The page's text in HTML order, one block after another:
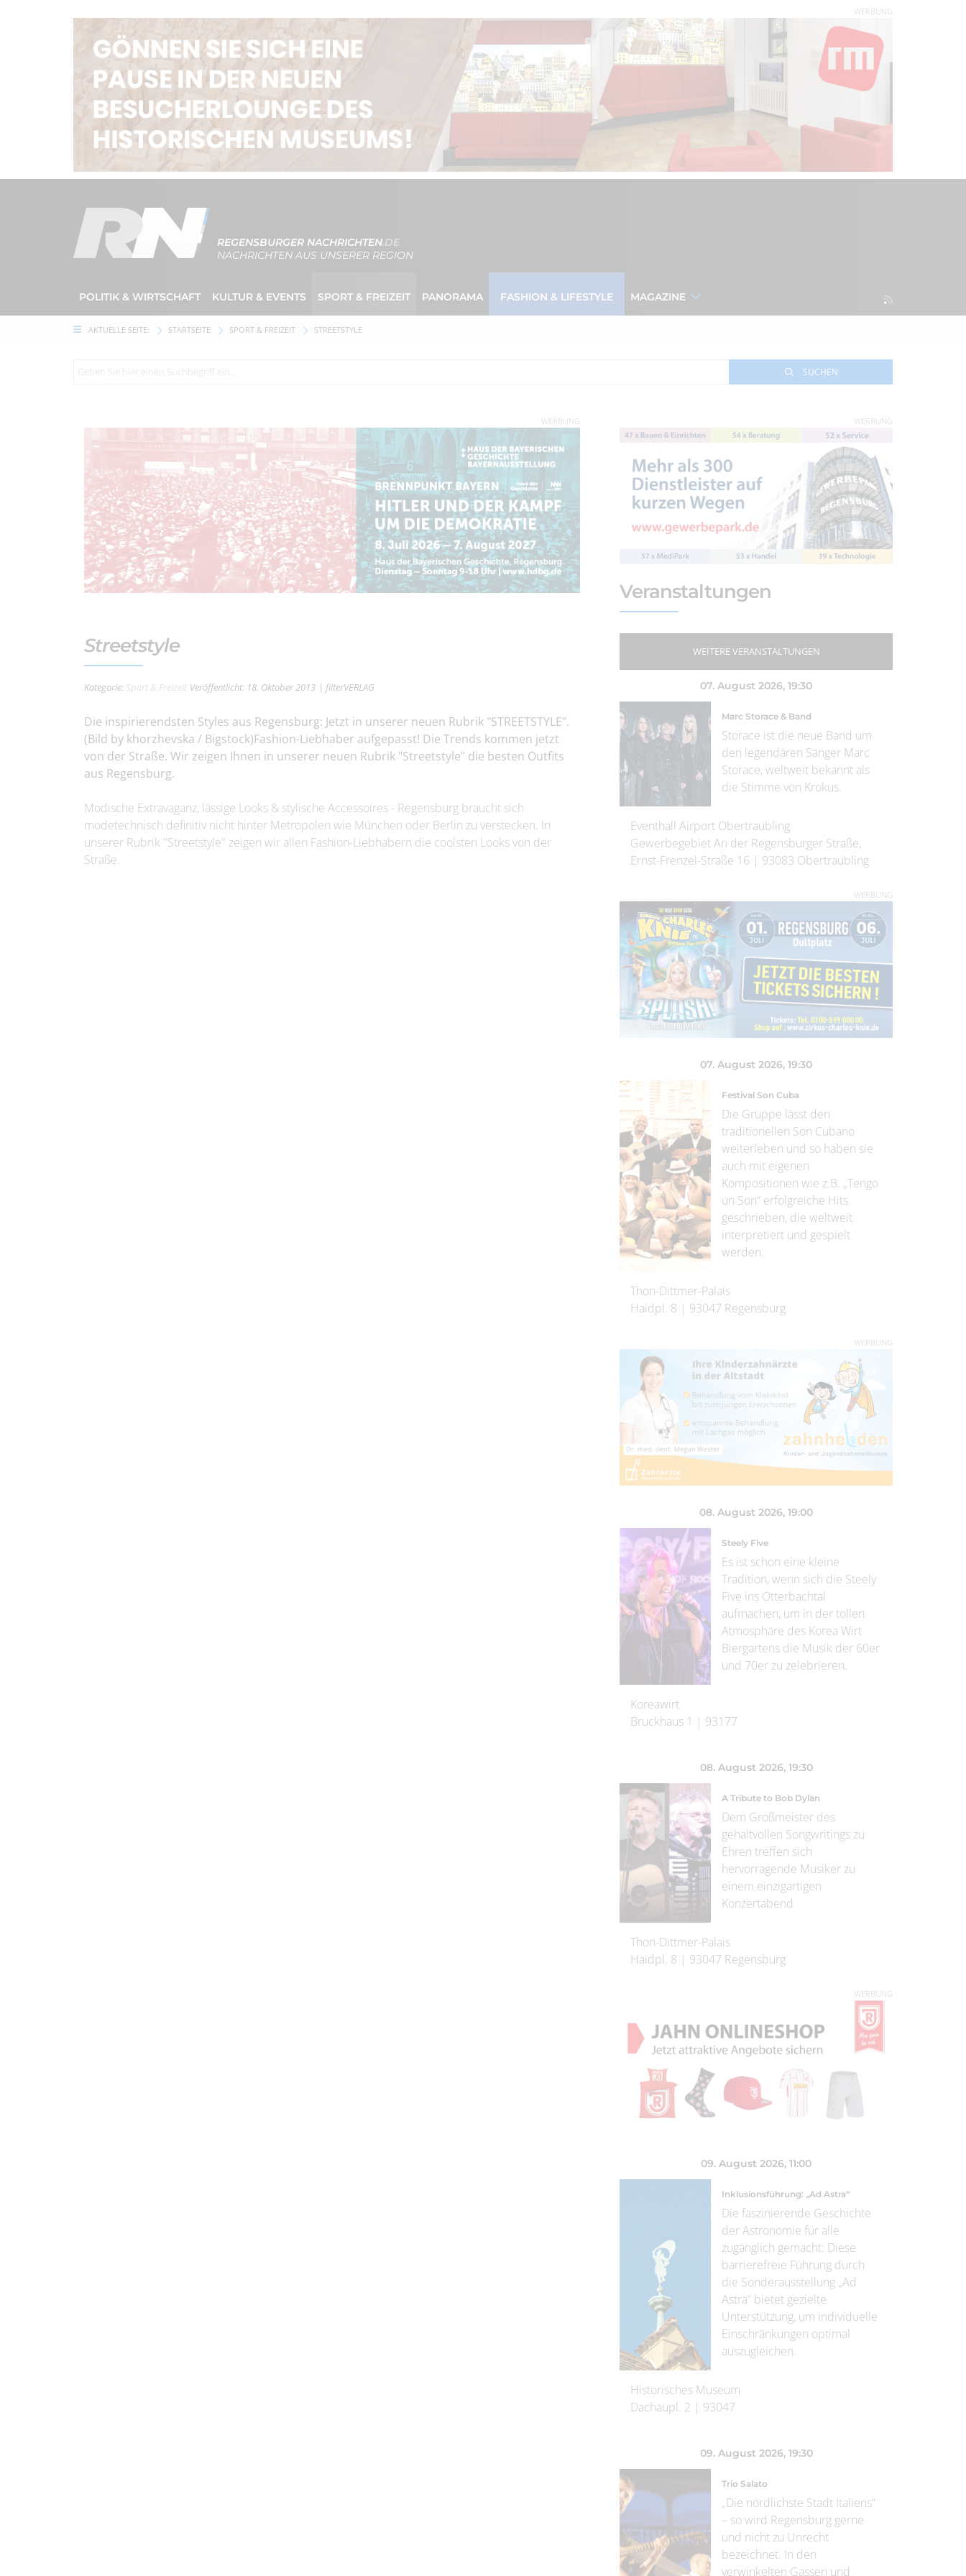
WERBUNG
REGENSBURGER NACHRICHTEN.DE
NACHRICHTEN AUS UNSERER REGION
POLITIK & WIRTSCHAFT KULTUR & EVENTS SPORT & FREIZEIT PANORAMA FASHION & LIFESTYLE MAGAZINE
AKTUELLE SEITE: STARTSEITE SPORT & FREIZEIT STREETSTYLE
SUCHEN
WERBUNG
Streetstyle
Kategorie: Sport & Freizeit Veröffentlicht: 18. Oktober 2013 | filterVERLAG
Die inspirierendsten Styles aus Regensburg: Jetzt in unserer neuen Rubrik "STREETSTYLE".
(Bild by khorzhevska / Bigstock)Fashion-Liebhaber aufgepasst! Die Trends kommen jetzt
von der Straße. Wir zeigen Ihnen in unserer neuen Rubrik "Streetstyle" die besten Outfits
aus Regensburg.
Modische Extravaganz, lässige Looks & stylische Accessoires - Regensburg braucht sich
modetechnisch definitiv nicht hinter Metropolen wie München oder Berlin zu verstecken. In
unserer Rubrik "Streetstyle" zeigen wir allen Fashion-Liebhabern die coolsten Looks von der
Straße.
WERBUNG
Veranstaltungen
WEITERE VERANSTALTUNGEN
07. August 2026, 19:30
Marc Storace & Band
Storace ist die neue Band um
den legendären Sänger Marc
Storace, weltweit bekannt als
die Stimme von Krokus.
Eventhall Airport Obertraubling
Gewerbegebiet An der Regensburger Straße,
Ernst-Frenzel-Straße 16 | 93083 Obertraubling
WERBUNG
07. August 2026, 19:30
Festival Son Cuba
Die Gruppe lässt den
traditionellen Son Cubano
weiterleben und so haben sie
auch mit eigenen
Kompositionen wie z.B. „Tengo
un Son“ erfolgreiche Hits
geschrieben, die weltweit
interpretiert und gespielt
werden.
Thon-Dittmer-Palais
Haidpl. 8 | 93047 Regensburg
WERBUNG
08. August 2026, 19:00
Steely Five
Es ist schon eine kleine
Tradition, wenn sich die Steely
Five ins Otterbachtal
aufmachen, um in der tollen
Atmosphäre des Korea Wirt
Biergartens die Musik der 60er
und 70er zu zelebrieren.
Koreawirt
Bruckhaus 1 | 93177
08. August 2026, 19:30
A Tribute to Bob Dylan
Dem Großmeister des
gehaltvollen Songwritings zu
Ehren treffen sich
hervorragende Musiker zu
einem einzigartigen
Konzertabend
Thon-Dittmer-Palais
Haidpl. 8 | 93047 Regensburg
WERBUNG
09. August 2026, 11:00
Inklusionsführung: „Ad Astra“
Die faszinierende Geschichte
der Astronomie für alle
zugänglich gemacht: Diese
barrierefreie Führung durch
die Sonderausstellung „Ad
Astra“ bietet gezielte
Unterstützung, um individuelle
Einschränkungen optimal
auszugleichen.
Historisches Museum
Dachaupl. 2 | 93047
09. August 2026, 19:30
Trio Salato
„Die nördlichste Stadt Italiens“
– so wird Regensburg gerne
und nicht zu Unrecht
bezeichnet. In den
verwinkelten Gassen und